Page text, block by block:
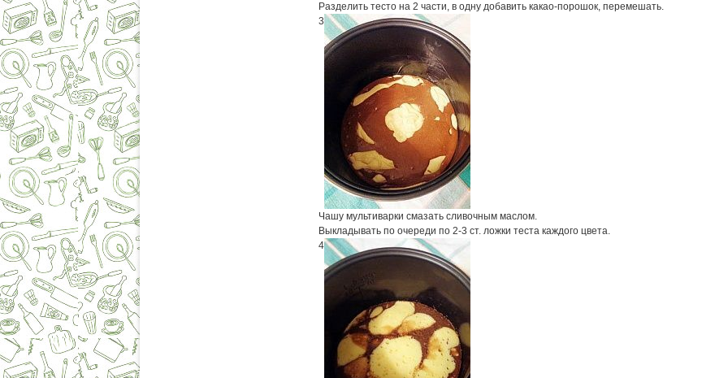
Разделить тесто на 2 части, в одну добавить какао-порошок, перемешать.
3
Чашу мультиварки смазать сливочным маслом.
Выкладывать по очереди по 2-3 ст. ложки теста каждого цвета.
4